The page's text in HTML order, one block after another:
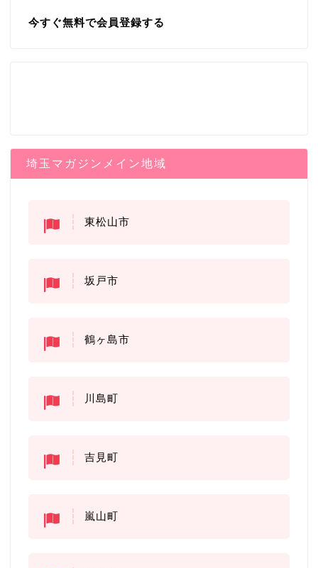
今すぐ無料で会員登録する
埼玉マガジンメイン地域
東松山市
坂戸市
鶴ヶ島市
川島町
吉見町
嵐山町